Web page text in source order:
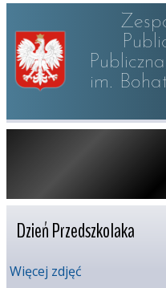
im.
Dzień Przedszkolaka
Więcej zdjęć